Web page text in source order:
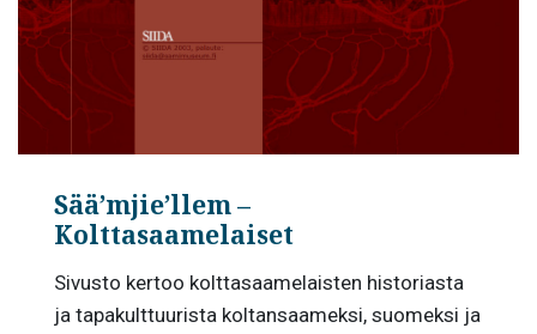
Sää’mjie’llem –
Kolttasaamelaiset
Sivusto kertoo kolttasaamelaisten historiasta
ja tapakulttuurista koltansaameksi, suomeksi ja